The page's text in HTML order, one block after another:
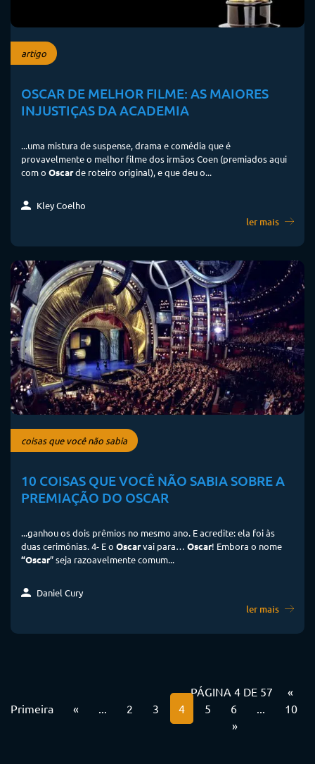
artigo
OSCAR DE MELHOR FILME: AS MAIORES
INJUSTIÇAS DA ACADEMIA
...uma mistura de suspense, drama e comédia que é
provavelmente o melhor filme dos irmãos Coen (premiados aqui
com o Oscarde roteiro original), e que deu o...
Kley Coelho
ler mais
coisas que você não sabia
10 COISAS QUE VOCÊ NÃO SABIA SOBRE A
PREMIAÇÃO DO OSCAR
...ganhou os dois prêmios no mesmo ano. E acredite: ela foi às
duas cerimônias. 4- E o Oscarvai para… Oscar! Embora o nome
“Oscar” seja razoavelmente comum...
Daniel Cury
ler mais
PÁGINA 4 DE 57
«
Primeira
« 2 3 4 5 6
10
»